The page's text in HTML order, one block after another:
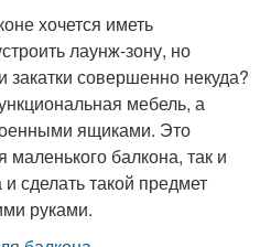
хочется иметь
лаунж-зону, но
совершенно некуда?
мебель, а
ящиками. Это
балкона, так и
сделать такой предмет
руками.